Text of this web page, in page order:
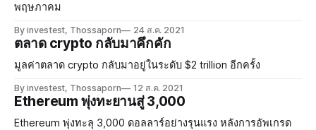
พฤษภาคม
By investest, Thossaporn 24 ส.ค. 2021
ตลาด crypto กลับมาคึกคัก
มูลค่าตลาด crypto กลับมาอยู่ในระดับ $2 trillion อีกครั้ง
By investest, Thossaporn 12 ส.ค. 2021
Ethereum พุ่งทะยานสู่ 3,000
Ethereum พุ่งทะลุ 3,000 ดอลลาร์อย่างรุนแรง หลังการอัพเกรด